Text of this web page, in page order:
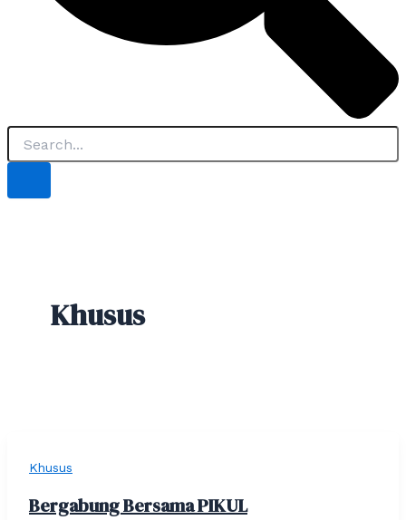
Khusus
Khusus
Bergabung Bersama PIKUL